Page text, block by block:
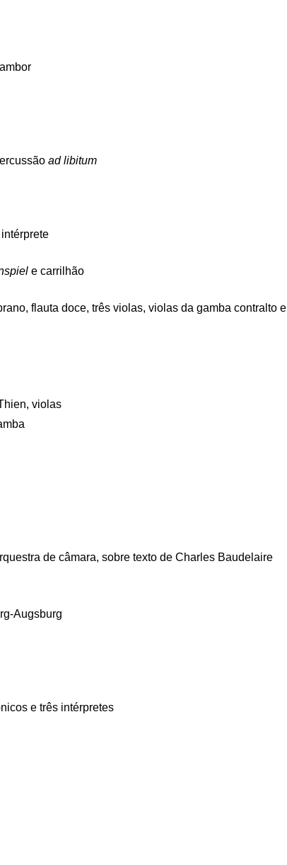
ad libitum
e carrilhão
flauta doce, três violas, violas da gamba contralto e
violas
de câmara, sobre texto de Charles Baudelaire
Augsburg
e três intérpretes